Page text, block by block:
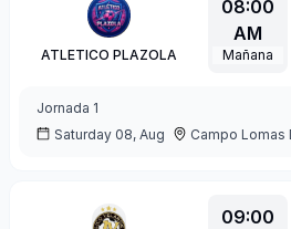
ATLETICO PLAZOLA
08:00
AM
Mañana
Jornada 1
Saturday 08, Aug
Campo Lomas
09:00